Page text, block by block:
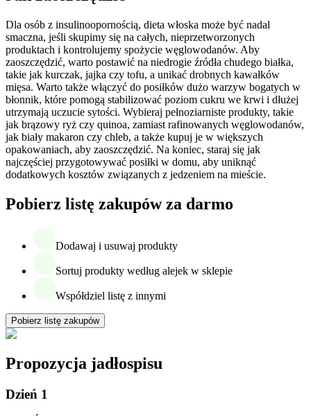
Dla osób z insulinoopornością, dieta włoska może być nadal
smaczna, jeśli skupimy się na całych, nieprzetworzonych
produktach i kontrolujemy spożycie węglowodanów. Aby
zaoszczędzić, warto postawić na niedrogie źródła chudego białka,
takie jak kurczak, jajka czy tofu, a unikać drobnych kawałków
mięsa. Warto także włączyć do posiłków dużo warzyw bogatych w
błonnik, które pomogą stabilizować poziom cukru we krwi i dłużej
utrzymają uczucie sytości. Wybieraj pełnoziarniste produkty, takie
jak brązowy ryż czy quinoa, zamiast rafinowanych węglowodanów,
jak biały makaron czy chleb, a także kupuj je w większych
opakowaniach, aby zaoszczędzić. Na koniec, staraj się jak
najczęściej przygotowywać posiłki w domu, aby uniknąć
dodatkowych kosztów związanych z jedzeniem na mieście.
Pobierz listę zakupów za darmo
Dodawaj i usuwaj produkty
Sortuj produkty według alejek w sklepie
Współdziel listę z innymi
Pobierz listę zakupów
Propozycja jadłospisu
Dzień 1